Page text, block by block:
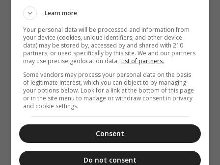
Learn more
Your personal data will be processed and information from
your device (cookies, unique identifiers, and other device
data) may be stored by, accessed by and shared with 210
partners, or used specifically by this site. We and our partners
may use precise geolocation data. List of partners.
Some vendors may process your personal data on the basis
of legitimate interest, which you can object to by managing
your options below. Look for a link at the bottom of this page
or in the site menu to manage or withdraw consent in privacy
and cookie settings.
Consent
Do not consent